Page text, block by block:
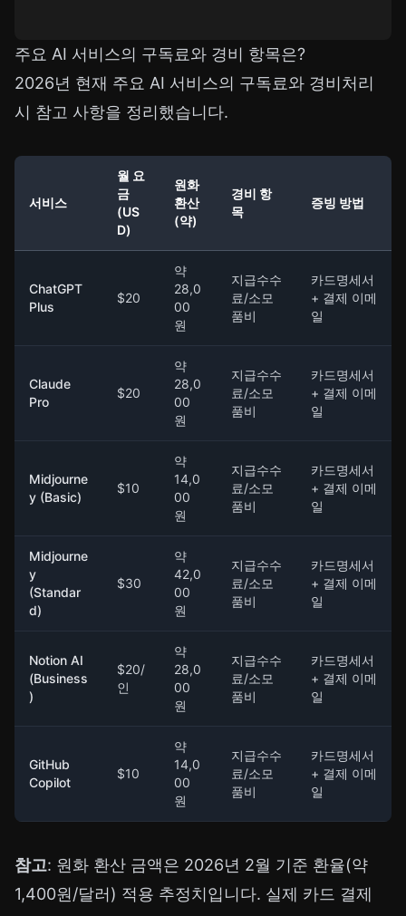
주요 AI 서비스의 구독료와 경비 항목은?
2026년 현재 주요 AI 서비스의 구독료와 경비처리
시 참고 사항을 정리했습니다.
서비스
월 요
금
(US
D)
원화
환산
(약)
경비 항
목
증빙 방법
ChatGPT
Plus
$20
약
28,0
00
원
지급수수
료/소모
품비
카드명세서
+ 결제 이메
일
Claude
Pro
$20
약
28,0
00
원
지급수수
료/소모
품비
카드명세서
+ 결제 이메
일
Midjourne
y (Basic)
$10
약
14,0
00
원
지급수수
료/소모
품비
카드명세서
+ 결제 이메
일
Midjourne
y
(Standar
d)
$30
약
42,0
00
원
지급수수
료/소모
품비
카드명세서
+ 결제 이메
일
Notion AI
(Business
)
$20/
인
약
28,0
00
원
지급수수
료/소모
품비
카드명세서
+ 결제 이메
일
GitHub
Copilot
$10
약
14,0
00
원
지급수수
료/소모
품비
카드명세서
+ 결제 이메
일
참고: 원화 환산 금액은 2026년 2월 기준 환율(약
1,400원/달러) 적용 추정치입니다. 실제 카드 결제